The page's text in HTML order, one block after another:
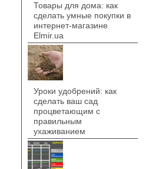
Товары для дома: как
сделать умные покупки в
интернет-магазине
Elmir.ua
Уроки удобрений: как
сделать ваш сад
процветающим с
правильным
ухаживанием